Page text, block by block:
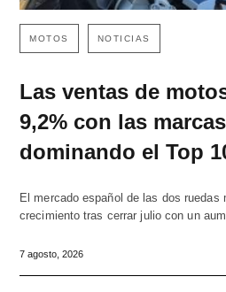
MOTOS NOTICIAS
Las ventas de
9,2% con las
dominando el Top
El mercado español de las dos ruedas
crecimiento tras cerrar julio con un
7 agosto, 2026